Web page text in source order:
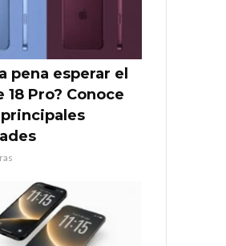
pena esperar el
18 Pro? Conoce
principales